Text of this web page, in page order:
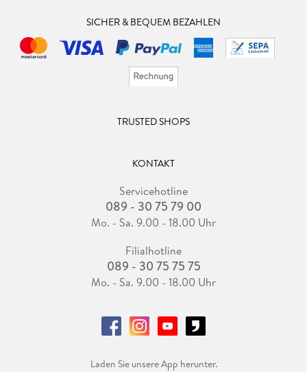
SICHER & BEQUEM BEZAHLEN
TRUSTED SHOPS
KONTAKT
Servicehotline
089 - 30 75 79 00
Mo. - Sa. 9.00 - 18.00 Uhr
Filialhotline
089 - 30 75 75 75
Mo. - Sa. 9.00 - 18.00 Uhr
Laden Sie unsere App herunter.